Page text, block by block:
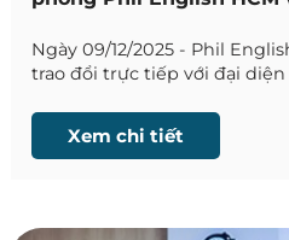
Ngày 09/12/2025 - Phil
trao đổi trực tiếp với đại diện
Xem chi tiết